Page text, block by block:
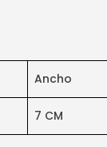
Ancho
7 CM